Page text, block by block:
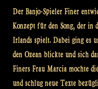
Der Banjo-Spieler Finer
Konzept für den Song, der in
Irlands spielt. Dabei ging es
den Ozean blickte und sich
Finers Frau Marcia mochte
und schlug neue Texte